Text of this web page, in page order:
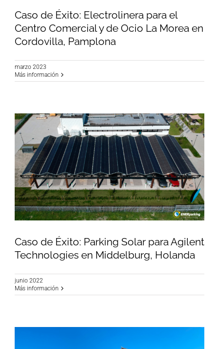
Comercial y de Ocio La Morea en Cordovilla,
Caso de Éxito: Electrolinera para el
Centro Comercial y de Ocio La Morea en
Cordovilla, Pamplona
marzo 2023
Más información
Caso de Éxito: Parking Solar para Agilent
Technologies en Middelburg, Holanda
Caso de Éxito: Parking Solar para Agilent
Technologies en Middelburg, Holanda
junio 2022
Más información